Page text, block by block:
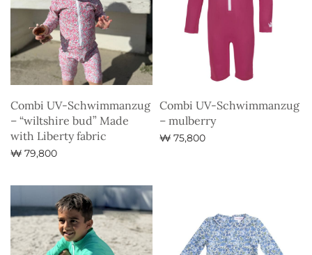
Combi UV-Schwimmanzug
– “wiltshire bud” Made
with Liberty fabric
₩ 79,800
Combi UV-Schwimmanzug
– mulberry
₩ 75,800